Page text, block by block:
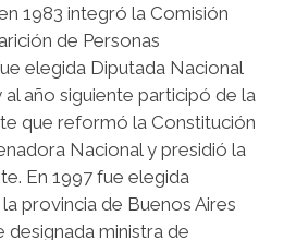
1983 integró la Comisión
de Personas
elegida Diputada Nacional
año siguiente participó de la
que reformó la Constitución
Nacional y presidió la
En 1997 fue elegida
provincia de Buenos Aires
designada ministra de